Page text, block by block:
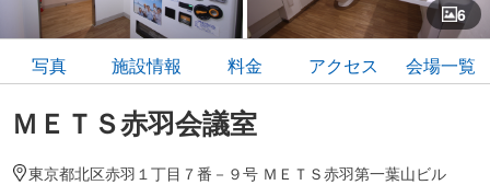
ＭＥＴＳ赤羽会議室
東京都北区赤羽１丁目７番－９号 ＭＥＴＳ赤羽第一葉山ビル
写真 施設情報 料金 アクセス 会場一覧
6